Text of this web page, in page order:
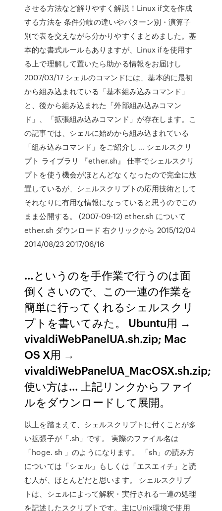
させる方法など解りやすく解説！Linux if文を作成
する方法を 条件分岐の違いやパターン別・演算子
別で表を交えながら分かりやすくまとめました。基
本的な書式ルールもありますが、Linux ifを使用す
る上で理解して置いたら助かる情報をお届けし
2007/03/17 シェルのコマンドには、基本的に最初
から組み込まれている「基本組み込みコマンド」
と、後から組み込まれた「外部組み込みコマン
ド」、「拡張組み込みコマンド」が存在します。こ
の記事では、シェルに始めから組み込まれている
「組み込みコマンド」をご紹介し … シェルスクリ
プト ライブラリ 『ether.sh』 仕事でシェルスクリ
プトを使う機会がほとんどなくなったので完全に放
置しているが、シェルスクリプトの応用技術として
それなりに有用な情報になっていると思うのでこの
まま公開する。 (2007-09-12) ether.sh について
ether.sh ダウンロード 右クリックから 2015/12/04
2014/08/23 2017/06/16
…というのを手作業で行うのは面
倒くさいので、この一連の作業を
簡単に行ってくれるシェルスクリ
プトを書いてみた。 Ubuntu用 →
vivaldiWebPanelUA.sh.zip; Mac
OS X用 →
vivaldiWebPanelUA_MacOSX.sh.zip;
使い方は… 上記リンクからファイ
ルをダウンロードして展開。
以上を踏まえて、シェルスクリプトに付くことが多
い拡張子が「.sh」です。 実際のファイル名は
「hoge. sh 」のようになります。 「sh」の読み方
については「シェル」もしくは「エスエィチ」と読
む人が、ほとんどだと思います。 シェルスクリプ
トは、シェルによって解釈・実行される一連の処理
を記述したスクリプトです。主にUnix環境で使用